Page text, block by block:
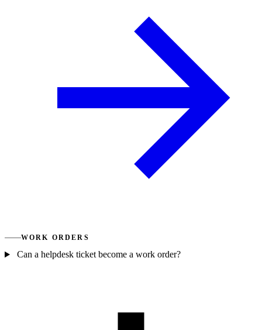
WORK ORDERS
Can a helpdesk ticket become a work order?